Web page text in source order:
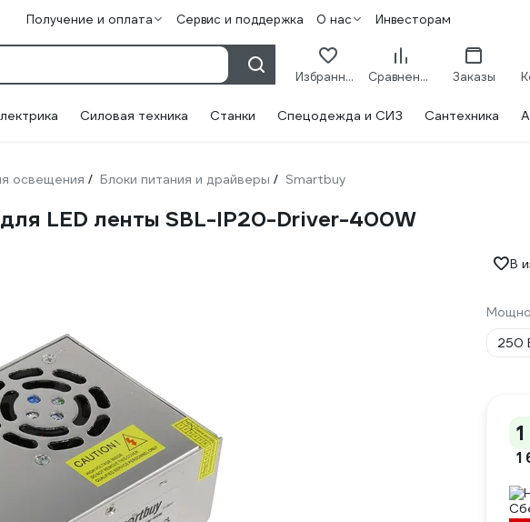
Получение и оплата Сервис и поддержка О нас Инвесторам
Избранное Сравнение Заказы
Силовая техника Станки Спецодежда и СИЗ Сантехника
освещения / Блоки питания и драйверы / Smartbuy
LED ленты SBL-IP20-Driver-400W
В
250
1